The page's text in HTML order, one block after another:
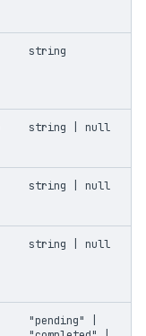
string
string | null
string | null
string | null
"pending" |